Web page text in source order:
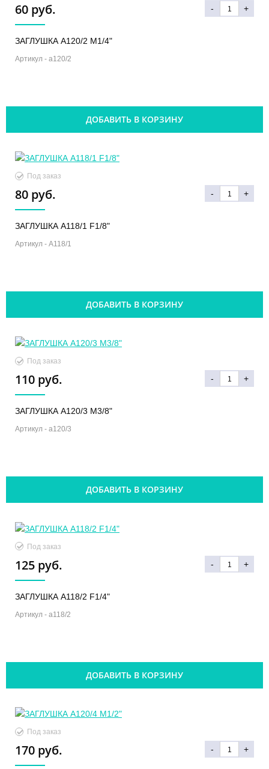
60 руб. - +
ЗАГЛУШКА A120/2 M1/4"
Артикул - a120/2
ДОБАВИТЬ В КОРЗИНУ
Под заказ
80 руб. - +
ЗАГЛУШКА A118/1 F1/8"
Артикул - A118/1
ДОБАВИТЬ В КОРЗИНУ
Под заказ
110 руб. - +
ЗАГЛУШКА A120/3 M3/8"
Артикул - a120/3
ДОБАВИТЬ В КОРЗИНУ
Под заказ
125 руб. - +
ЗАГЛУШКА A118/2 F1/4"
Артикул - a118/2
ДОБАВИТЬ В КОРЗИНУ
Под заказ
170 руб. - +